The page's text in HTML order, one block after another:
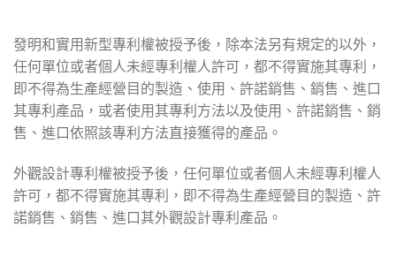
發明和實用新型專利權被授予後，除本法另有規定的以外，
任何單位或者個人未經專利權人許可，都不得實施其專利，
即不得為生產經營目的製造、使用、許諾銷售、銷售、進口
其專利產品，或者使用其專利方法以及使用、許諾銷售、銷
售、進口依照該專利方法直接獲得的產品。
外觀設計專利權被授予後，任何單位或者個人未經專利權人
許可，都不得實施其專利，即不得為生產經營目的製造、許
諾銷售、銷售、進口其外觀設計專利產品。